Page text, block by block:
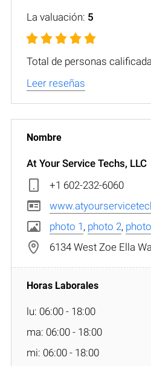
La valuación: 5
Total de personas
Leer reseñas
At Your Service Techs, LLC
+1 602-232-6060
photo 1 , photo 2,
6134 West Zoe Ella
lu: 06:00 - 18:00
ma: 06:00 - 18:00
mi: 06:00 - 18:00